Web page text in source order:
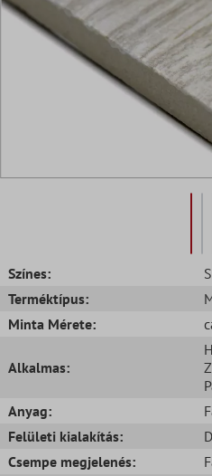
Színes:
Terméktípus:
Minta Mérete:
Alkalmas:
Anyag:
Felületi kialakítás:
Csempe megjelenés: